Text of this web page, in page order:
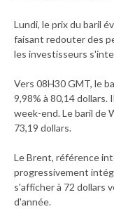
Lundi, le prix du baril
faisant redouter des
les investisseurs
Vers 08H30 GMT, le
9,98% à 80,14 dollars.
week-end. Le baril de
73,19 dollars.
Le Brent, référence
progressivement
s'afficher à 72 dollars
d'année.